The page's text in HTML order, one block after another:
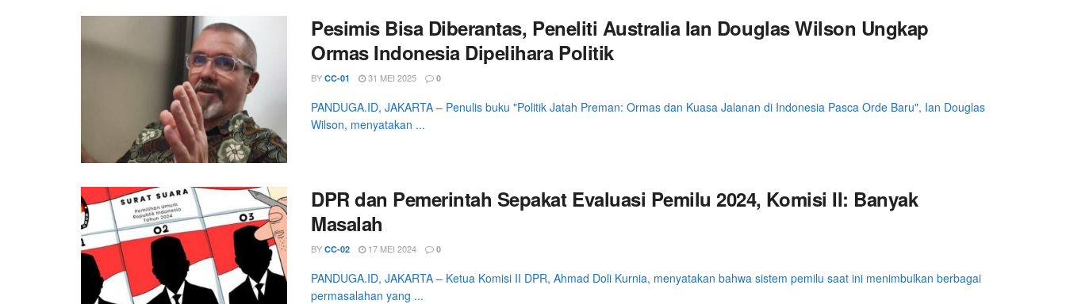
Pesimis Bisa Diberantas, Peneliti Australia Ian Douglas Wilson Ungkap
Ormas Indonesia Dipelihara Politik
BY CC-01 31 MEI 2025 0
PANDUGA.ID, JAKARTA – Penulis buku "Politik Jatah Preman: Ormas dan Kuasa Jalanan di Indonesia Pasca Orde Baru", Ian Douglas
Wilson, menyatakan ...
DPR dan Pemerintah Sepakat Evaluasi Pemilu 2024, Komisi II: Banyak
Masalah
BY CC-02 17 MEI 2024 0
PANDUGA.ID, JAKARTA – Ketua Komisi II DPR, Ahmad Doli Kurnia, menyatakan bahwa sistem pemilu saat ini menimbulkan berbagai
permasalahan yang ...